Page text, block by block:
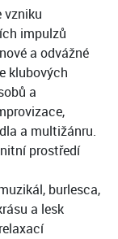
vzniku
impulzů
a odvážné
klubových
a
a multižánru.
prostředí
burlesca,
a lesk